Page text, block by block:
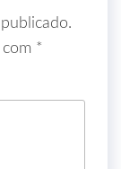
*